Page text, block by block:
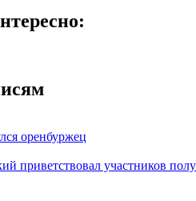
оренбуржец
приветствовал участников